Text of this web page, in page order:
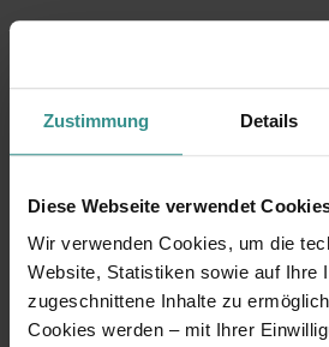
Zustimmung Details
Diese Webseite verwendet
Wir verwenden Cookies, um die
Website, Statistiken sowie auf Ihre
zugeschnittene Inhalte zu
Cookies werden – mit Ihrer
Vorteile der
Inclusive